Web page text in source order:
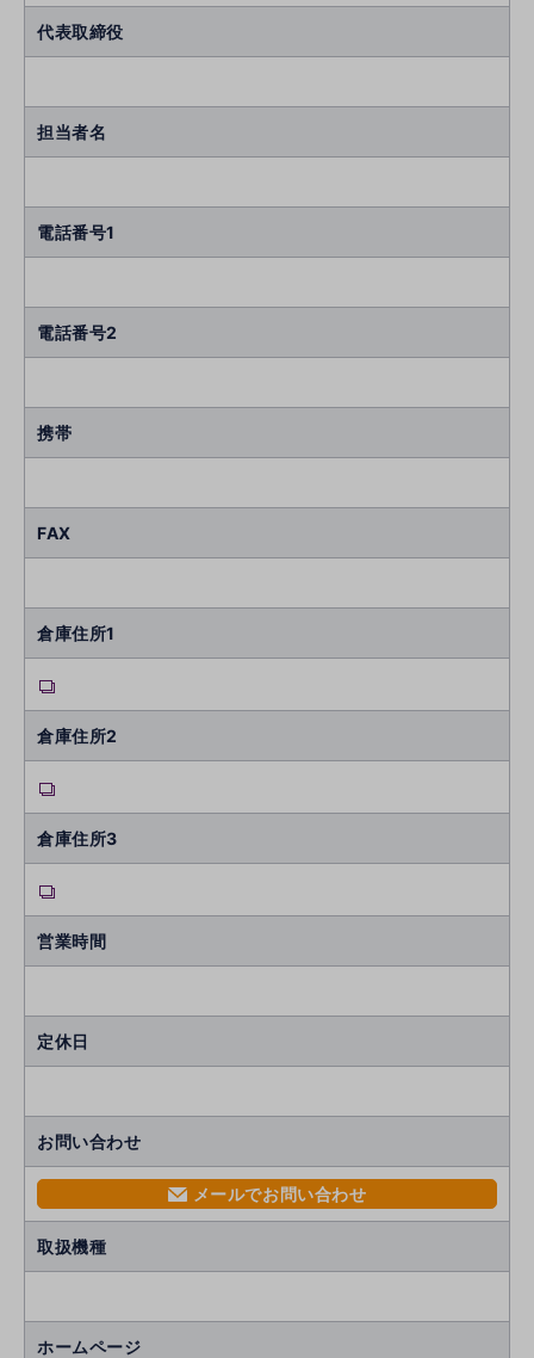
代表取締役
担当者名
電話番号1
電話番号2
携帯
FAX
倉庫住所1
倉庫住所2
倉庫住所3
営業時間
定休日
お問い合わせ
mail メールでお問い合わせ
取扱機種
ホームページ